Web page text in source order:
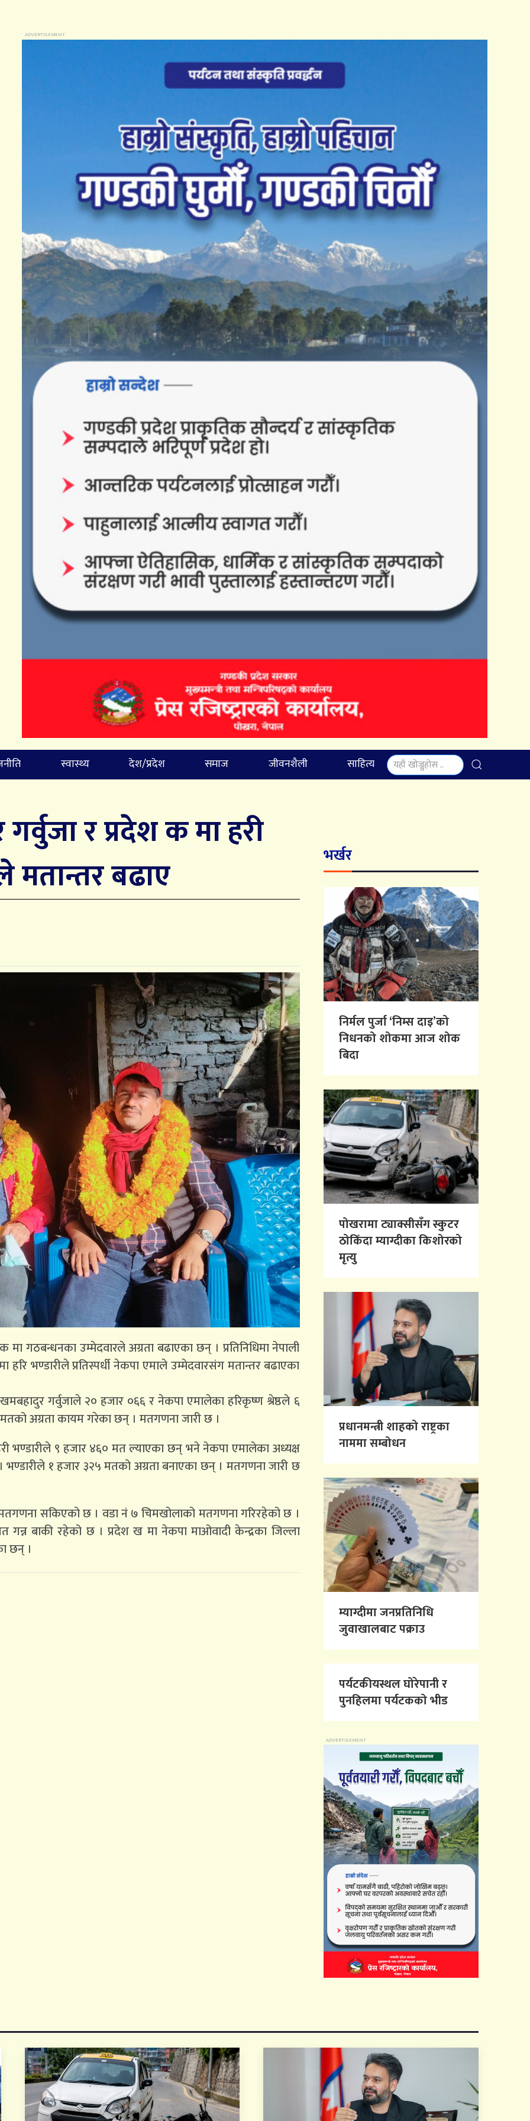
स्वास्थ्य देश/प्रदेश समाज जीवनशैली साहित्य
र प्रदेश क मा हरी
मतान्तर बढाए
क मा गठबन्धनका उम्मेदवारले अग्रता बढाएका छन् । प्रतिनिधिमा नेपाली
भण्डारीले प्रतिस्पर्धी नेकपा एमाले उम्मेदवारसंग मतान्तर बढाएका
खमबहादुर गर्वुजाले २० हजार ०६६ र नेकपा एमालेका हरिकृष्ण श्रेष्ठले ६
अग्रता कायम गरेका छन् । मतगणना जारी छ ।
हरी भण्डारीले ९ हजार ४६० मत ल्याएका छन् भने नेकपा एमालेका अध्यक्ष
१ हजार ३२५ मतको अग्रता बनाएका छन् । मतगणना जारी छ
सकिएको छ । वडा नं ७ चिमखोलाको मतगणना गरिरहेको छ ।
गन्न बाकी रहेको छ । प्रदेश ख मा नेकपा माओवादी केन्द्रका जिल्ला
छन् ।
भर्खर
निर्मल पुर्जा ‘निम्स दाइ’को
निधनको शोकमा आज शोक
बिदा
पोखरामा ट्याक्सीसँग स्कुटर
ठोकिँदा म्याग्दीका किशोरको
मृत्यु
प्रधानमन्त्री शाहको राष्ट्रका
नाममा सम्बोधन
म्याग्दीमा जनप्रतिनिधि
जुवाखालबाट पक्राउ
पर्यटकीयस्थल घोरेपानी र
पुनहिलमा पर्यटकको भीड